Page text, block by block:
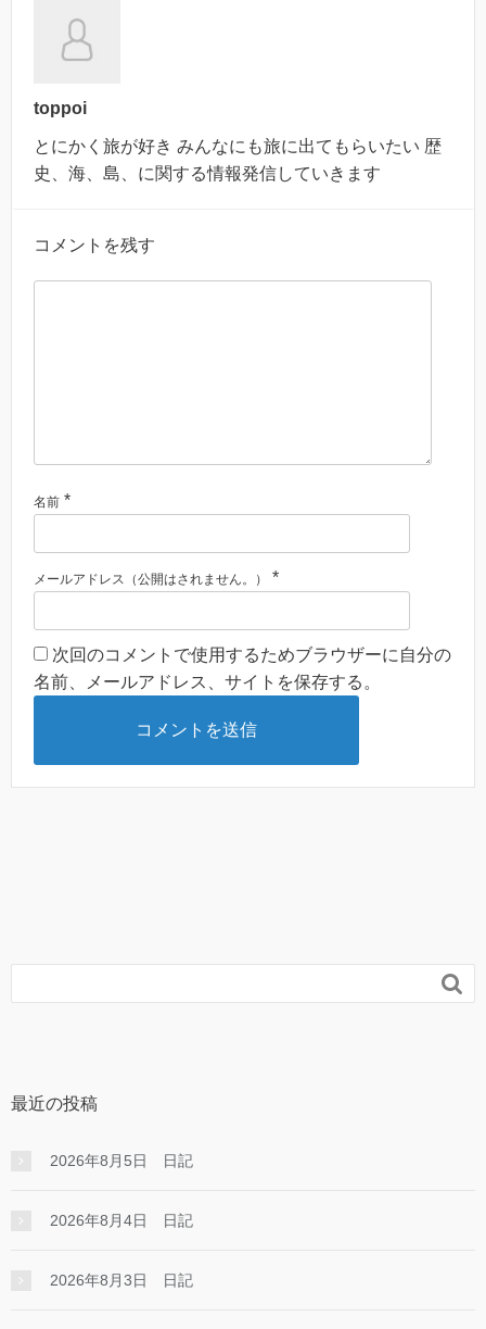
toppoi
とにかく旅が好き みんなにも旅に出てもらいたい 歴
史、海、島、に関する情報発信していきます
コメントを残す
名前 *
メールアドレス（公開はされません。） *
次回のコメントで使用するためブラウザーに自分の
名前、メールアドレス、サイトを保存する。

最近の投稿
2026年8月5日 日記
2026年8月4日 日記
2026年8月3日 日記